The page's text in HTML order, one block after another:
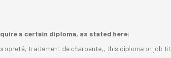
a certain diploma, as stated here:
traitement de charpente,, this diploma or job